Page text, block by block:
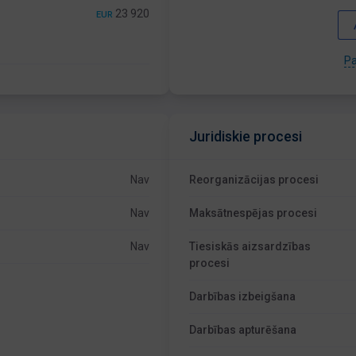
EUR 23 920
Nav
Nav
Nav
Juridiskie procesi
Reorganizācijas procesi
Maksātnespējas procesi
Tiesiskās aizsardzības
procesi
Darbības izbeigšana
Darbības apturēšana